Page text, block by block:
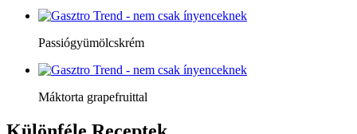
Passiógyümölcskrém
Máktorta grapefruittal